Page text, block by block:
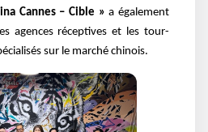
Cannes – Cible » a également
agences réceptives et les tour-
sur le marché chinois.